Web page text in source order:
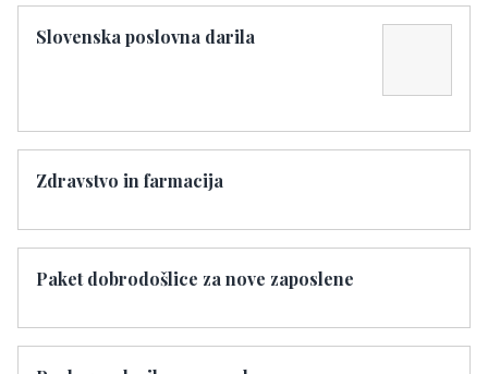
Slovenska poslovna darila
Zdravstvo in farmacija
Paket dobrodošlice za nove zaposlene